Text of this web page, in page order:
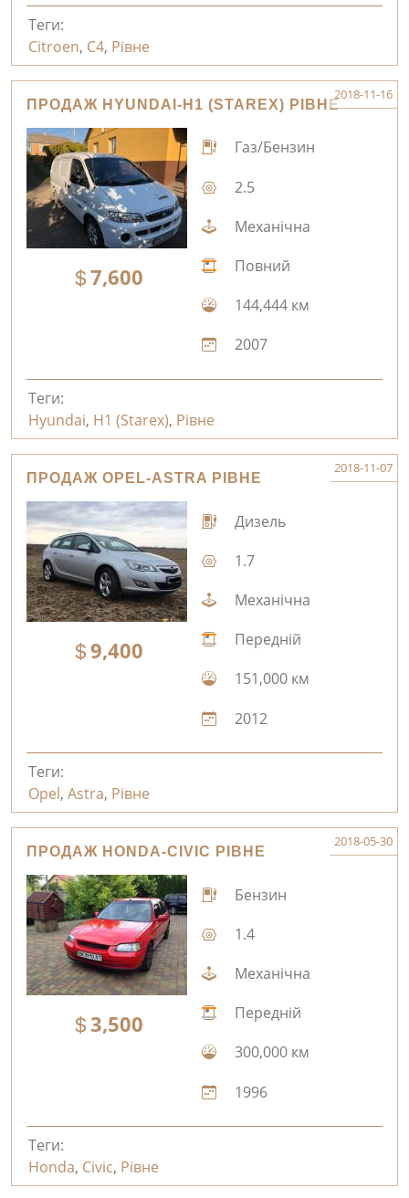
Теги:
Citroen, C4, Рівне
ПРОДАЖ HYUNDAI-H1 (STAREX) РІВНЕ
2018-11-16
7,600
Газ/Бензин
2.5
Механічна
Повний
144,444 км
2007
Теги:
Hyundai, H1 (Starex), Рівне
ПРОДАЖ OPEL-ASTRA РІВНЕ
2018-11-07
9,400
Дизель
1.7
Механічна
Передній
151,000 км
2012
Теги:
Opel, Astra, Рівне
ПРОДАЖ HONDA-CIVIC РІВНЕ
2018-05-30
3,500
Бензин
1.4
Механічна
Передній
300,000 км
1996
Теги:
Honda, Civic, Рівне